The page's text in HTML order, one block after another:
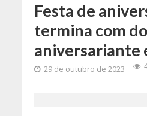
Festa de
termina com
aniversariante
29 de outubro de 2023